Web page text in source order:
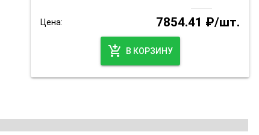
Цена:
7854.41 ₽/шт.
add_shopping_cart
В КОРЗИНУ